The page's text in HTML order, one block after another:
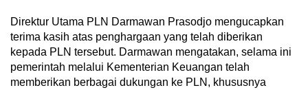
Direktur Utama PLN Darmawan Prasodjo mengucapkan
terima kasih atas penghargaan yang telah diberikan
kepada PLN tersebut. Darmawan mengatakan, selama ini
pemerintah melalui Kementerian Keuangan telah
memberikan berbagai dukungan ke PLN, khususnya